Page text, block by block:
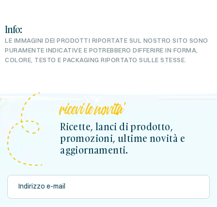
Info:
LE IMMAGINI DEI PRODOTTI RIPORTATE SUL NOSTRO SITO SONO
PURAMENTE INDICATIVE E POTREBBERO DIFFERIRE IN FORMA,
COLORE, TESTO E PACKAGING RIPORTATO SULLE STESSE.
ricevi le novita'
Ricette, lanci di prodotto,
promozioni, ultime novità e
aggiornamenti.